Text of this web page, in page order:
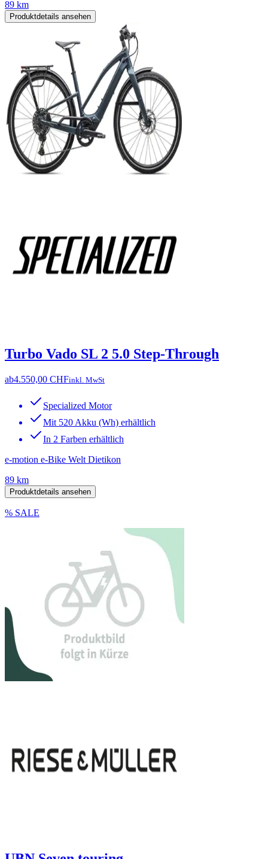
89 km
Produktdetails ansehen
Turbo Vado SL 2 5.0 Step-Through
ab4.550,00 CHFinkl. MwSt
Specialized Motor
Mit 520 Akku (Wh) erhältlich
In 2 Farben erhältlich
e-motion e-Bike Welt Dietikon
89 km
Produktdetails ansehen
% SALE